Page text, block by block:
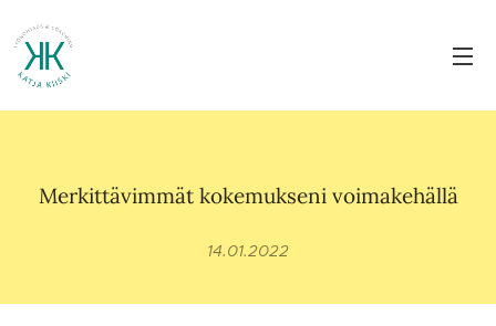
Merkittävimmät kokemukseni voimakehällä
14.01.2022